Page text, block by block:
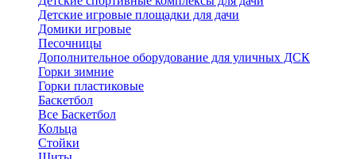
Детские игровые площадки для дачи
Домики игровые
Песочницы
Дополнительное оборудование для уличных ДСК
Горки зимние
Горки пластиковые
Баскетбол
Все Баскетбол
Кольца
Стойки